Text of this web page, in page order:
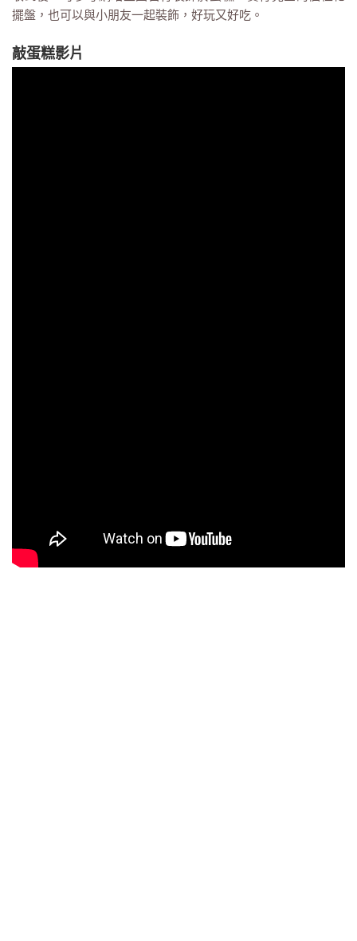
擺盤，也可以與小朋友一起裝飾，好玩又好吃。
敲蛋糕影片